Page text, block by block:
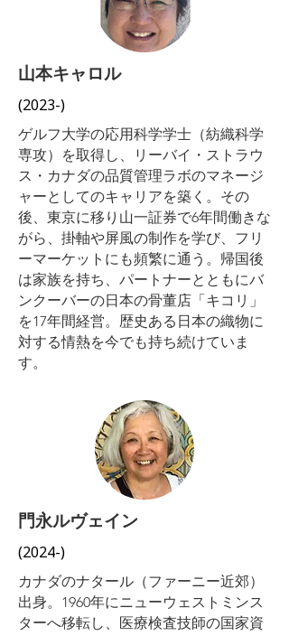
山本キャロル
(2023-)
ゲルフ大学の応用科学学士（紡織科学
専攻）を取得し、リーバイ・ストラウ
ス・カナダの品質管理ラボのマネージ
ャーとしてのキャリアを築く。その
後、東京に移り山一証券で6年間働きな
がら、掛軸や屏風の制作を学び、フリ
ーマーケットにも頻繁に通う。帰国後
は家族を持ち、パートナーとともにバ
ンクーバーの日本の骨董店「キコリ」
を17年間経営。歴史ある日本の織物に
対する情熱を今でも持ち続けていま
す。
門永ルヴェイン
(2024-)
カナダのナタール（ファーニー近郊）
出身。1960年にニューウェストミンス
ターへ移転し、医療検査技師の国家資